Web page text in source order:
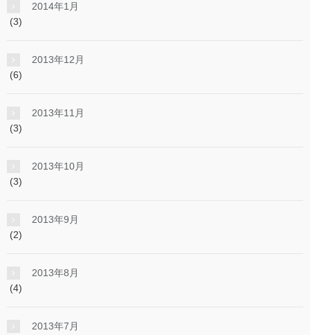
2014年1月
(3)
2013年12月
(6)
2013年11月
(3)
2013年10月
(3)
2013年9月
(2)
2013年8月
(4)
2013年7月